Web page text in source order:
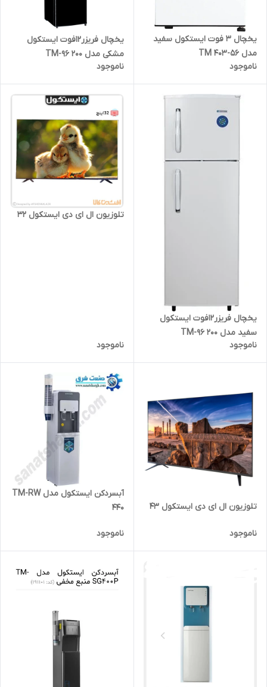
یخچال 3 فوت ایستکول سفید
مدل TM 403-56
ناموجود
یخچال فریزر12فوت ایستکول
مشکی مدل TM-96 200
ناموجود
یخچال فریزر12فوت ایستکول
سفید مدل TM-96 200
ناموجود
تلوزیون ال ای دی ایستکول 32
ناموجود
تلوزیون ال ای دی ایستکول 43
ناموجود
آبسردکن ایستکول مدل TM-RW
440
ناموجود